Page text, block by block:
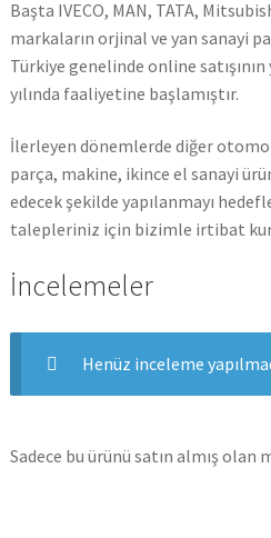
Başta IVECO, MAN, TATA,
markaların orjinal ve yan sanayi
Türkiye genelinde online satışının
yılında faaliyetine başlamıştır.
İlerleyen dönemlerde diğer
parça, makine, ikince el sanayi
edecek şekilde yapılanmayı
talepleriniz için bizimle irtibat
İncelemeler
Henüz inceleme
Sadece bu ürünü satın almış